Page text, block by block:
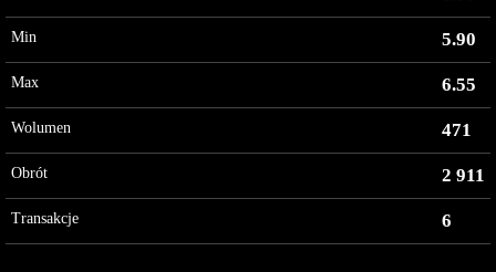
Min 5.90
Max 6.55
Wolumen 471
Obrót 2 911
Transakcje 6